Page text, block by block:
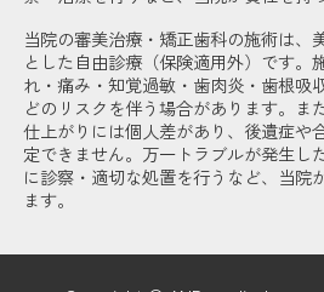
当院の審美治療・矯正歯科の施術は、
とした自由診療（保険適用外）です。
れ・痛み・知覚過敏・歯肉炎・歯根吸
どのリスクを伴う場合があります。ま
仕上がりには個人差があり、後遺症や
定できません。万一トラブルが発生し
に診察・適切な処置を行うなど、当院
ます。